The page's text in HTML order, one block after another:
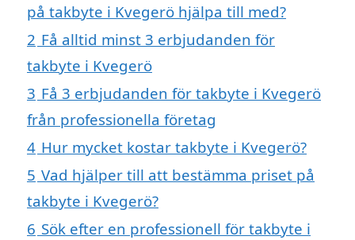
på takbyte i Kvegerö hjälpa till med?
2 Få alltid minst 3 erbjudanden för
takbyte i Kvegerö
3 Få 3 erbjudanden för takbyte i Kvegerö
från professionella företag
4 Hur mycket kostar takbyte i Kvegerö?
5 Vad hjälper till att bestämma priset på
takbyte i Kvegerö?
6 Sök efter en professionell för takbyte i